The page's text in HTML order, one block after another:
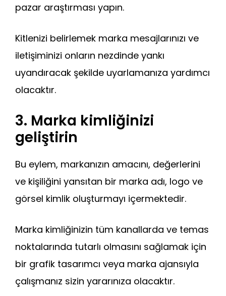
pazar araştırması yapın.
Kitlenizi belirlemek marka mesajlarınızı ve
iletişiminizi onların nezdinde yankı
uyandıracak şekilde uyarlamanıza yardımcı
olacaktır.
3. Marka kimliğinizi
geliştirin
Bu eylem, markanızın amacını, değerlerini
ve kişiliğini yansıtan bir marka adı, logo ve
görsel kimlik oluşturmayı içermektedir.
Marka kimliğinizin tüm kanallarda ve temas
noktalarında tutarlı olmasını sağlamak için
bir grafik tasarımcı veya marka ajansıyla
çalışmanız sizin yararınıza olacaktır.